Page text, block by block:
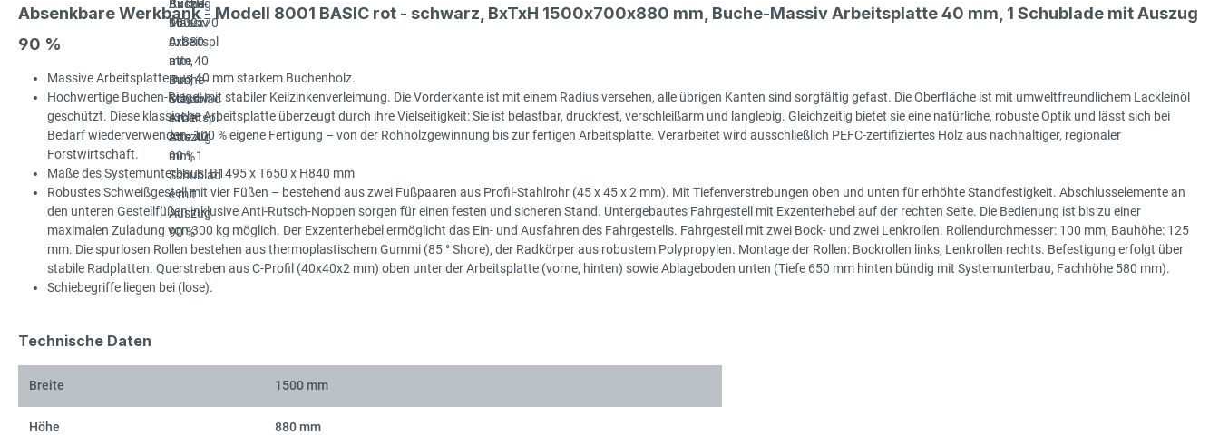
Absenkbare Werkbank - Modell 8001 BASIC rot - schwarz, BxTxH 1500x700x880 mm, Buche-Massiv Arbeitsplatte 40 mm, 1 Schublade mit Auszug
90 %
Massive Arbeitsplatte aus 40 mm starkem Buchenholz.
Hochwertige Buchen-Riegel mit stabiler Keilzinkenverleimung. Die Vorderkante ist mit einem Radius versehen, alle übrigen Kanten sind sorgfältig gefast. Die Oberfläche ist mit umweltfreundlichem Lackleinöl
geschützt. Diese klassische Arbeitsplatte überzeugt durch ihre Vielseitigkeit: Sie ist belastbar, druckfest, verschleißarm und langlebig. Gleichzeitig bietet sie eine natürliche, robuste Optik und lässt sich bei
Bedarf wiederverwenden. 100 % eigene Fertigung – von der Rohholzgewinnung bis zur fertigen Arbeitsplatte. Verarbeitet wird ausschließlich PEFC-zertifiziertes Holz aus nachhaltiger, regionaler
Forstwirtschaft.
Maße des Systemunterbaus: B1495 x T650 x H840 mm
Robustes Schweißgestell mit vier Füßen – bestehend aus zwei Fußpaaren aus Profil-Stahlrohr (45 x 45 x 2 mm). Mit Tiefenverstrebungen oben und unten für erhöhte Standfestigkeit. Abschlusselemente an
den unteren Gestellfüßen inklusive Anti-Rutsch-Noppen sorgen für einen festen und sicheren Stand. Untergebautes Fahrgestell mit Exzenterhebel auf der rechten Seite. Die Bedienung ist bis zu einer
maximalen Zuladung von 300 kg möglich. Der Exzenterhebel ermöglicht das Ein- und Ausfahren des Fahrgestells. Fahrgestell mit zwei Bock- und zwei Lenkrollen. Rollendurchmesser: 100 mm, Bauhöhe: 125
mm. Die spurlosen Rollen bestehen aus thermoplastischem Gummi (85 ° Shore), der Radkörper aus robustem Polypropylen. Montage der Rollen: Bockrollen links, Lenkrollen rechts. Befestigung erfolgt über
stabile Radplatten. Querstreben aus C-Profil (40x40x2 mm) oben unter der Arbeitsplatte (vorne, hinten) sowie Ablageboden unten (Tiefe 650 mm hinten bündig mit Systemunterbau, Fachhöhe 580 mm).
Schiebegriffe liegen bei (lose).
Technische Daten
Breite 1500 mm
Höhe 880 mm